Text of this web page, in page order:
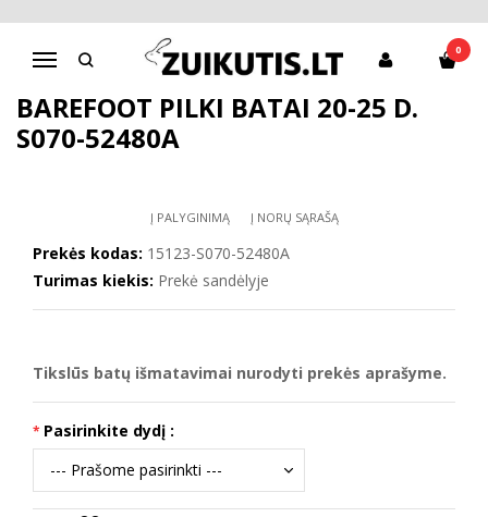
Navigacija
0
Pagrindinis
D.D.Step batai berniukams
Barefoot pilki batai 20-25 d. S070-52480A
BAREFOOT PILKI BATAI 20-25 D.
S070-52480A
Į PALYGINIMĄ Į NORŲ SĄRAŠĄ
Prekės kodas: 15123-S070-52480A
Turimas kiekis: Prekė sandėlyje
Tikslūs batų išmatavimai nurodyti prekės aprašyme.
Pasirinkite dydį :